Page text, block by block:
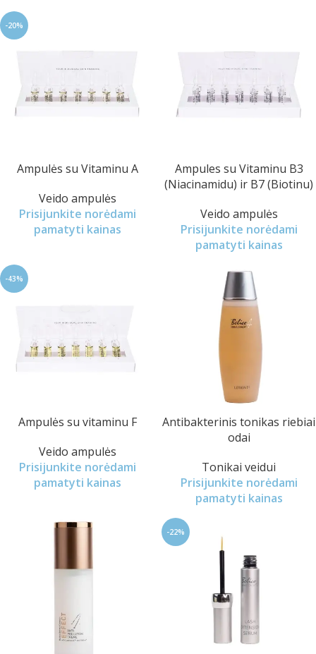
-20%
Ampulės su Vitaminu A
Veido ampulės
Prisijunkite norėdami
pamatyti kainas
Ampules su Vitaminu B3
(Niacinamidu) ir B7 (Biotinu)
Veido ampulės
Prisijunkite norėdami
pamatyti kainas
-43%
Ampulės su vitaminu F
Veido ampulės
Prisijunkite norėdami
pamatyti kainas
Antibakterinis tonikas riebiai
odai
Tonikai veidui
Prisijunkite norėdami
pamatyti kainas
-22%